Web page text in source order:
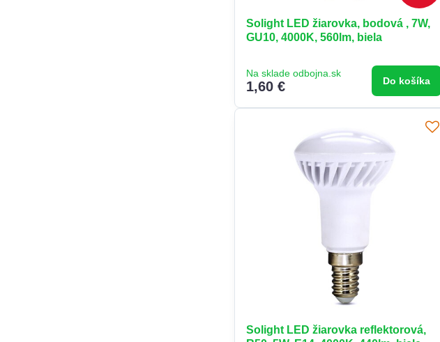
Solight LED žiarovka, bodová , 7W,
GU10, 4000K, 560lm, biela
Na sklade odbojna.sk
1,60 € Do košíka
Solight LED žiarovka reflektorová,